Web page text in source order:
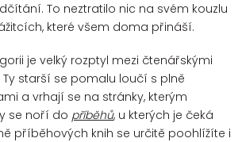
To neztratilo nic na svém kouzlu
které všem doma přináší.
je velký rozptyl mezi čtenářskými
starší se pomalu loučí s plně
a vrhají se na stránky, kterým
se noří do příběhů, u kterých je čeká
příběhových knih se určitě poohlížíte i